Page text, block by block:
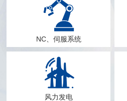
NC、伺服系统
风力发电